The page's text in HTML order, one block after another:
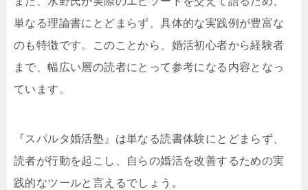
単なる理論書にとどまらず、具体的な実践例が豊富な
のも特徴です。このことから、婚活初心者から経験者
まで、幅広い層の読者にとって参考になる内容となっ
ています。
『スパルタ婚活塾』は単なる読書体験にとどまらず、
読者が行動を起こし、自らの婚活を改善するための実
践的なツールと言えるでしょう。